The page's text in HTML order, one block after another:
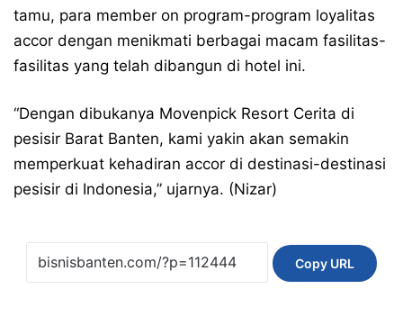
tamu, para member on program-program loyalitas
accor dengan menikmati berbagai macam fasilitas-
fasilitas yang telah dibangun di hotel ini.
“Dengan dibukanya Movenpick Resort Cerita di
pesisir Barat Banten, kami yakin akan semakin
memperkuat kehadiran accor di destinasi-destinasi
pesisir di Indonesia,” ujarnya. (Nizar)
Copy URL